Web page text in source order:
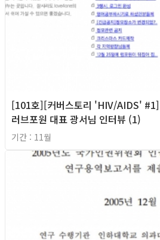
[101호][커버스토리 'HIV/AIDS'
러브포원 대표 광서님 인터뷰 (1)
기간 : 11월